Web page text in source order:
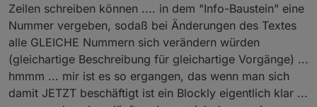
Zeilen schreiben können .... in dem "Info-Baustein" eine
Nummer vergeben, sodaß bei Änderungen des Textes
alle GLEICHE Nummern sich verändern würden
(gleichartige Beschreibung für gleichartige Vorgänge) ...
hmmm ... mir ist es so ergangen, das wenn man sich
damit JETZT beschäftigt ist ein Blockly eigentlich klar ...